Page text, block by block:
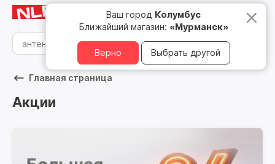
Мурманск
Ваш город Колумбус
Ближайший магазин: «Мурманск»
Верно Выбрать другой
8 800 500 05 15
Главная страница
Акции